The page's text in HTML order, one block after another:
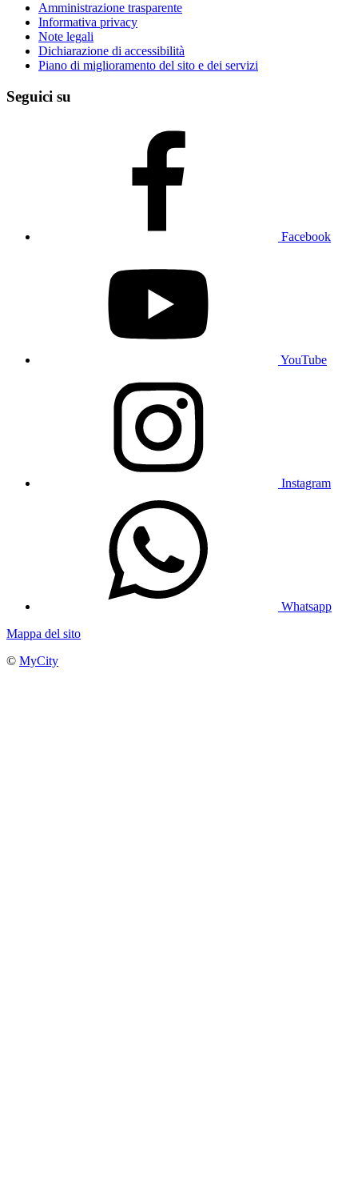
Amministrazione trasparente
Informativa privacy
Note legali
Dichiarazione di accessibilità
Piano di miglioramento del sito e dei servizi
Seguici su
Facebook
YouTube
Instagram
Whatsapp
Mappa del sito
© MyCity